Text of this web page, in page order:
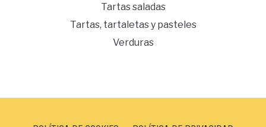
Tartas saladas
Tartas, tartaletas y pasteles
Verduras